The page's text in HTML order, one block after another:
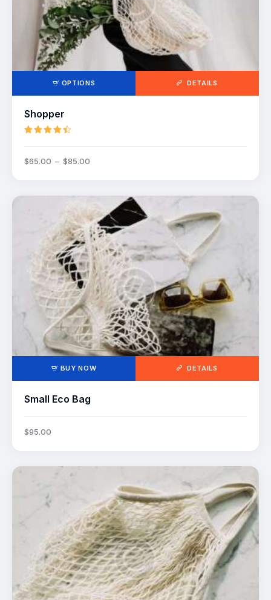
OPTIONS DETAILS
Shopper
sur 5
$65.00 – $85.00
BUY NOW DETAILS
Small Eco Bag
$95.00